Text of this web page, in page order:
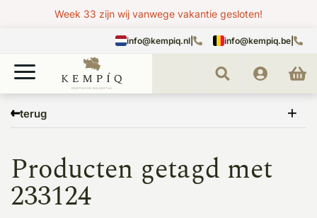
Week 33 zijn wij vanwege vakantie gesloten!
info@kempiq.nl info@kempiq.be
terug
233124
Producten getagd met
233124